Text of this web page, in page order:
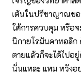
เต้นในปรีชาญาณขอ
ใต้การควบคุม หรือจ
นิกายโรมันคาทอลิก
ตายแล้วก็จะได้ไปอ
นั่นแหละ แหม หวังอ